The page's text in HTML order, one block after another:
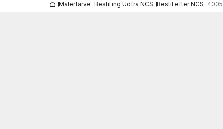
Malerfarve Bestilling Udfra NCS Bestil efter NCS